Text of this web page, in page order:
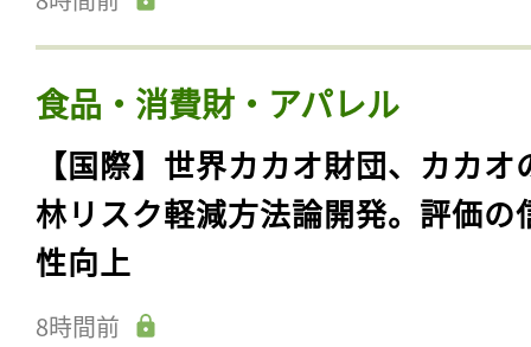
食品・消費財・アパレル
【国際】世界カカオ財団、カカオ
林リスク軽減方法論開発。評価の
性向上
8時間前